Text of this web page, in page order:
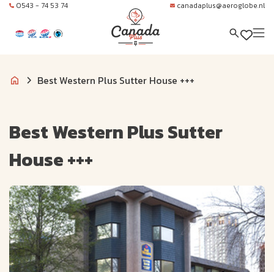
0543 - 74 53 74 canadaplus@aeroglobe.nl
Best Western Plus Sutter House +++
Best Western Plus Sutter
House +++